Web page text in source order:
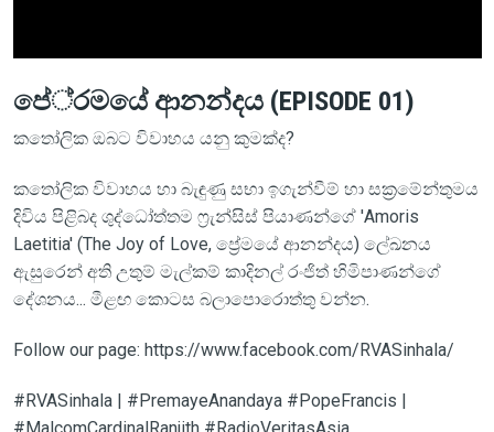
පේ‍්‍රමයේ ආනන්දය (EPISODE 01)
කතෝලික ඔබට විවාහය යනු කුමක්ද?
කතෝලික විවාහය හා බැඳුණු සභා ඉගැන්වීම් හා සක‍්‍රමේන්තුමය
දිවිය පිළිබද ශුද්ධෝත්තම ෆ්‍රැන්සිස් පියාණන්ගේ 'Amoris
Laetitia' (The Joy of Love, ප්‍රේමයේ ආනන්දය) ලේඛනය
ඇසුරෙන් අති උතුම් මැල්කම් කාදිනල් රංජිත් හිමිපාණන්ගේ
දේශනය... මීළඟ කොටස බලාපොරොත්තු වන්න.
Follow our page: https://www.facebook.com/RVASinhala/
#RVASinhala | #PremayeAnandaya #PopeFrancis |
#MalcomCardinalRanjith #RadioVeritasAsia